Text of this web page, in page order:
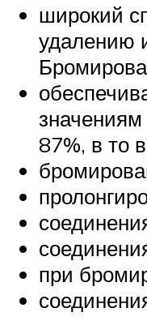
широкий
удалению
87%, в то
при